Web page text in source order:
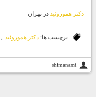
دكتر هموروئيد در تهران
برچسب ها: دكتر هموروئيد
shimanami